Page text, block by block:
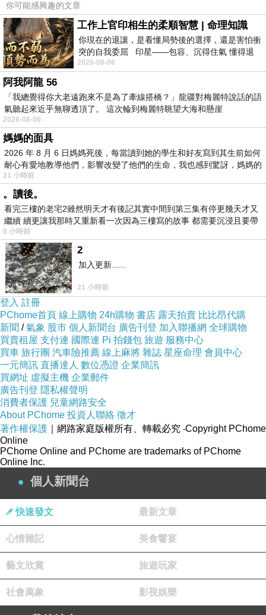
尺寸量後幅，袖圍量袖
袖長是從肩頂量至袖口，因每
100?
維，
你可能感興趣的文章
工作上官印相生的柔順智慧 | 命理知識
你現在的退讓，是看懂局勢後的選擇，還是害怕衝
突的自我委屈 印星——包容、沉得住氣 懂得退
一步觀察，不會
2026-08-06
阿我阿龍 56
「我總覺得你大老遠跑來不是為了牽線搭橋？」龍疆對梅麗特說話的語
氣聽起來近乎無聊透頂了。 這次輪到梅麗特眺望大海和懸崖
2026-08-06
媽媽的面具
2026 年 8 月 6 日媽媽死後，每當讀到她的學生和好友寫到其生前如何
耐心有愛地教導他們，影響改變了他們的生命，我也感到驚訝，媽媽的
21 小時前
。讀後。
看完三樓的老宅2雖然明天才有後記其實中間到第三集有停更幾天才又
繼續 續更讓我那時又重新看一次因為三樓寫的故事 都需要沉浸且要帶
有
8 小時前
2
加入更新......
21 小時前
登入 註冊
PChome首頁 線上購物 24h購物 書店 露天拍賣 比比昂代購
新聞 /氣象 股市 個人新聞台 廣告刊登 加入聯播網 全球購物
買賣租屋 支付連 國際連 Pi 拍錢包 旅遊 服務中心
買車 旅行團 汽車險推薦 線上麻將 雜誌 星座命理 會員中心
一元簡訊 直播達人 數位憑證 企業簡訊
買網址 虛擬主機 企業郵件
廣告刊登 隱私權聲明
消費者保護 兒童網路安全
About PChome 投資人聯絡 徵才
著作權保護 ｜網路家庭版權所有、轉載必究 ‧Copyright PChome
Online
PChome Online and PChome are trademarks of PChome
Online Inc.
個人新聞台
快速發文 最新文章
心情雜記 美食饗宴
藝文欣賞 旅遊玩家
社會萬象 影視娛樂